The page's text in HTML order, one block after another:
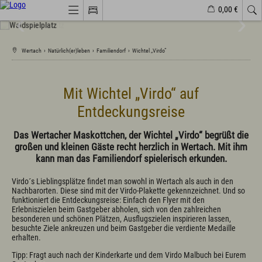
0,00 €
Webcams Veranstaltungen Wetter Markt Wertach
Veranstaltungen
Sport und Freizeit
Gesundheit / Wellness
Branchenbuch/Marktplatz
Winter
Urlaub im Allgäu
Suchen & Buchen
Urlaub auf dem Bauernhof
Camping & Wohnmobile
Familienferien Allgäuhaus
Wertach › Natürlich(er)leben › Familiendorf › Wichtel „Virdo“
Mit Wichtel „Virdo“ auf
Entdeckungsreise
Das Wertacher Maskottchen, der Wichtel „Virdo“ begrüßt die
großen und kleinen Gäste recht herzlich in Wertach. Mit ihm
kann man das Familiendorf spielerisch erkunden.
Virdo´s Lieblingsplätze findet man sowohl in Wertach als auch in den
Nachbarorten. Diese sind mit der Virdo-Plakette gekennzeichnet. Und so
funktioniert die Entdeckungsreise: Einfach den Flyer mit den
Erlebniszielen beim Gastgeber abholen, sich von den zahlreichen
besonderen und schönen Plätzen, Ausflugszielen inspirieren lassen,
besuchte Ziele ankreuzen und beim Gastgeber die verdiente Medaille
erhalten.
Tipp: Fragt auch nach der Kinderkarte und dem Virdo Malbuch bei Eurem